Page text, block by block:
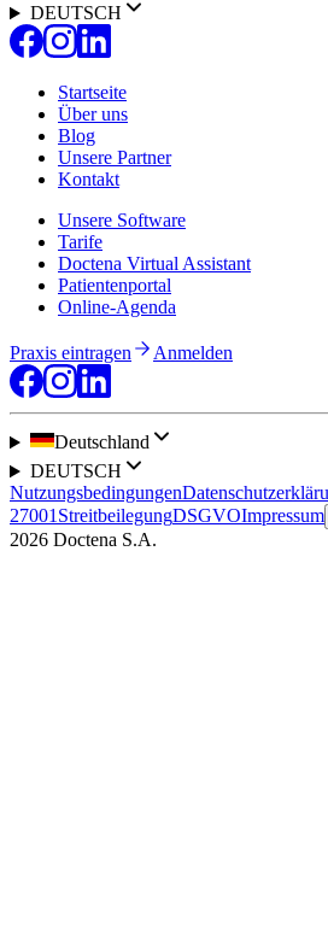
DEUTSCH
Startseite
Über uns
Blog
Unsere Partner
Kontakt
Unsere Software
Tarife
Doctena Virtual Assistant
Patientenportal
Online-Agenda
Praxis eintragen Anmelden
Deutschland
DEUTSCH
Nutzungsbedingungen
27001 StreitbeilegungDSGVOImpressum
2026 Doctena S.A.